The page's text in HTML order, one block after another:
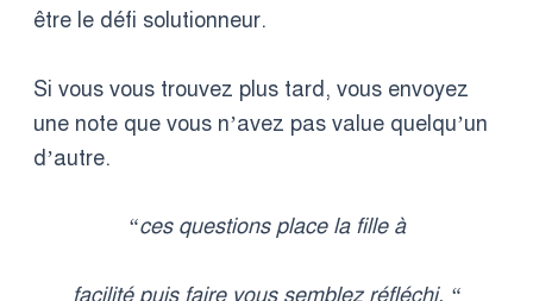
être le défi solutionneur.
Si vous vous trouvez plus tard, vous envoyez
une note que vous n’avez pas value quelqu’un
d’autre.
“ces questions place la fille à
facilité puis faire vous semblez réfléchi. “